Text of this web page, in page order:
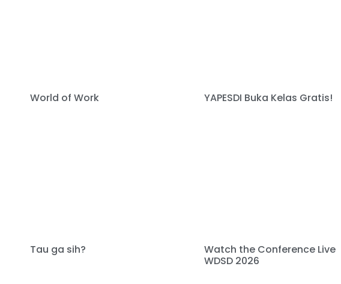
World of Work YAPESDI Buka Kelas Gratis!
Tau ga sih?
Watch the Conference Live
WDSD 2026